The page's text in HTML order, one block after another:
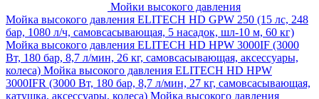
Мойки высокого давления
Мойка высокого давления ELITECH HD GPW 250 (15 лс, 248
бар, 1080 л/ч, самовсасывающая, 5 насадок, шл-10 м, 60 кг)
Мойка высокого давления ELITECH HD HPW 3000IF (3000
Вт, 180 бар, 8,7 л/мин, 26 кг, самовсасывающая, аксессуары,
колеса) Мойка высокого давления ELITECH HD HPW
3000IFR (3000 Вт, 180 бар, 8,7 л/мин, 27 кг, самовсасывающая,
катушка, аксессуары, колеса) Мойка высокого давления